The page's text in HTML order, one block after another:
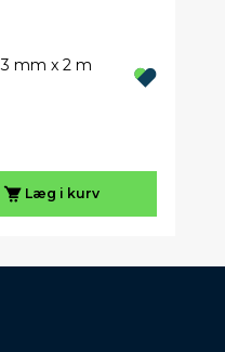
mm x 2 m
Læg i kurv